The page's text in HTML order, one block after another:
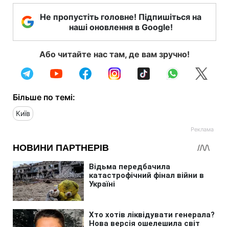
Не пропустіть головне! Підпишіться на
наші оновлення в Google!
Або читайте нас там, де вам зручно!
Більше по темі:
Київ